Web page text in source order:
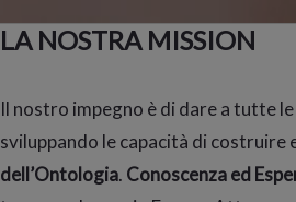
LA NOSTRA MISSION
Il nostro impegno è di dare a tutte
sviluppando le capacità di
dell’Ontologia. Conoscenza ed